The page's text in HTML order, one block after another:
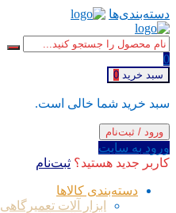
دسته‌بندی‌ها
0
سبد خرید 0
سبد خرید شما خالی است.
ورود / ثبت‌نام
ورود به سایت
کاربر جدید هستید؟ ثبت‌نام
دسته‌بندی کالاها
ابزار آلات تعمیرگاهی